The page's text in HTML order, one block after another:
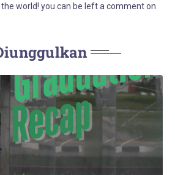
world! you can be left a comment on